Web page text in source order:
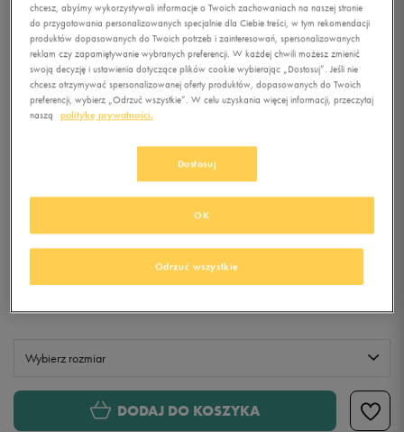
NIKE T-SHIRT
SPORTSWEAR CLUB
5.0 (396 )
(cena bezpośrednio przed promocją)
-15%(najniższa cena z 30 dni przed obniżką)
67,99złz Vat
KLUBIE 50 STYLE
Wybierz rozmiar
DODAJ DO KOSZYKA
chcesz, abyśmy wykorzystywali informacje o Twoich zachowaniach na naszej stronie
do przygotowania personalizowanych specjalnie dla Ciebie treści, w tym rekomendacji
produktów dopasowanych do Twoich potrzeb i zainteresowań, spersonalizowanych
reklam czy zapamiętywanie wybranych preferencji. W każdej chwili możesz zmienić
swoją decyzję i ustawienia dotyczące plików cookie wybierając „Dostosuj”. Jeśli nie
chcesz otrzymywać spersonalizowanej oferty produktów, dopasowanych do Twoich
preferencji, wybierz „Odrzuć wszystkie”. W celu uzyskania więcej informacji, przeczytaj
naszą
politykę prywatności.
Dostosuj
Odrzuć wszystkie
OK